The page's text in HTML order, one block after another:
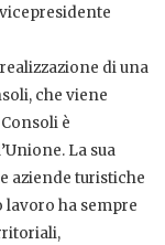
di una
che viene
è
La sua
aziende turistiche
ha sempre